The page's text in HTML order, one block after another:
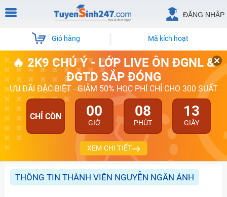
ĐĂNG NHẬP
Giỏ hàng Mã kích hoạt
🔥 2K9 CHÚ Ý - LỚP LIVE ÔN ĐGNL &
ĐGTD SẮP ĐÓNG
ƯU ĐÃI ĐẶC BIỆT - GIẢM 50% HỌC PHÍ CHỈ CHO 300 SUẤT
CHỈ CÒN 00
GIỜ
08
PHÚT
13
GIÂY
XEM CHI TIẾT
THÔNG TIN THÀNH VIÊN NGUYỄN NGÂN ÁNH